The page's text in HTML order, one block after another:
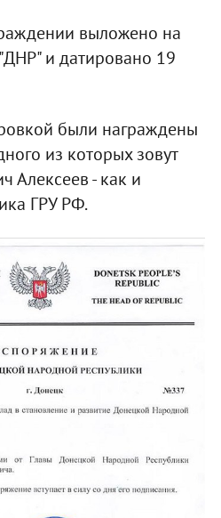
выложено на
и датировано 19
были награждены
из которых зовут
Алексеев - как и
ГРУ РФ.